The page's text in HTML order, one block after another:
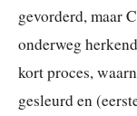
gevorderd, maar
onderweg
kort proces,
gesleurd en